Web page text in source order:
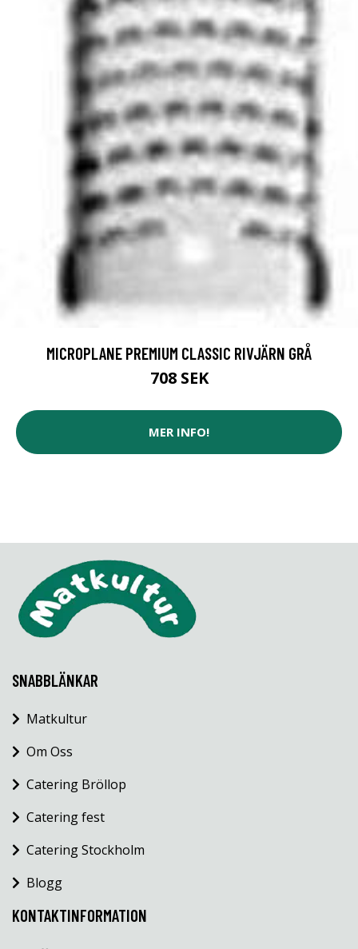
MICROPLANE PREMIUM CLASSIC RIVJÄRN GRÅ
708 SEK
MER INFO!
SNABBLÄNKAR
Matkultur
Om Oss
Catering Bröllop
Catering fest
Catering Stockholm
Blogg
KONTAKTINFORMATION